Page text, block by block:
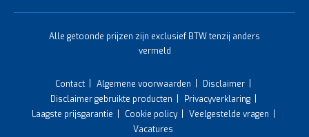
Alle getoonde prijzen zijn exclusief BTW tenzij anders
vermeld
Contact Algemene voorwaarden
Disclaimer
Disclaimer gebruikte producten
Privacyverklaring
Laagste prijsgarantie
Cookie policy
Veelgestelde vragen
Vacatures